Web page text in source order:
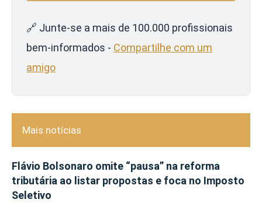
🔗 Junte-se a mais de 100.000 profissionais
bem-informados - Compartilhe com um
amigo
Mais notícias
Flávio Bolsonaro omite “pausa” na reforma
tributária ao listar propostas e foca no Imposto
Seletivo